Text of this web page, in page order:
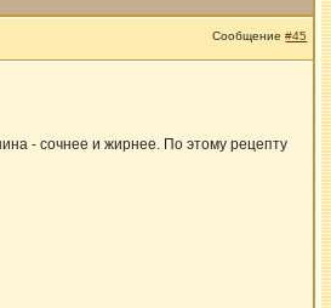
Сообщение#45
- сочнее и жирнее. По этому рецепту